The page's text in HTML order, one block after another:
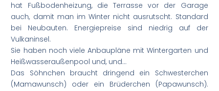
hat Fußbodenheizung, die Terrasse vor der Garage
auch, damit man im Winter nicht ausrutscht. Standard
bei Neubauten. Energiepreise sind niedrig auf der
Vulkaninsel.
Sie haben noch viele Anbaupläne mit Wintergarten und
Heißwasseraußenpool und, und…
Das Söhnchen braucht dringend ein Schwesterchen
(Mamawunsch) oder ein Brüderchen (Papawunsch).